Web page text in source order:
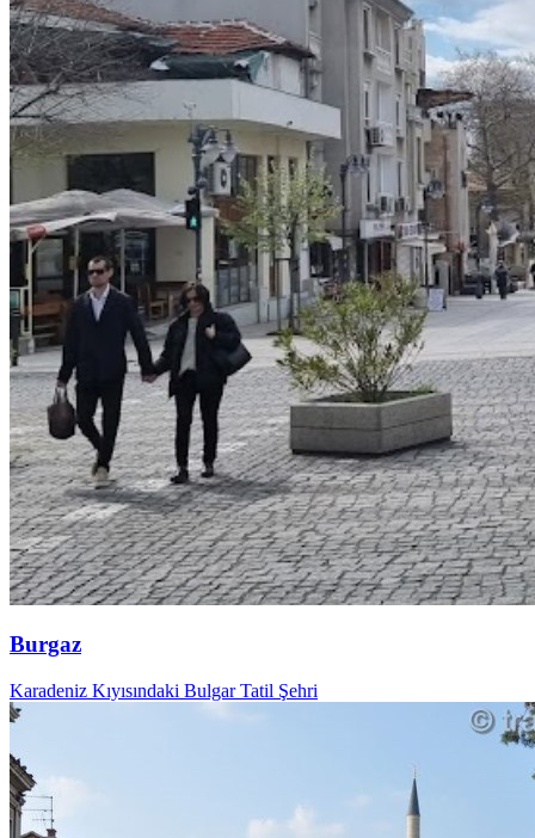
Burgaz
Karadeniz Kıyısındaki Bulgar Tatil Şehri